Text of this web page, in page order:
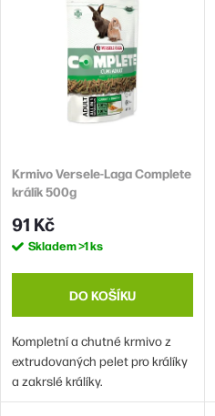
d
u
k
t
Abecedně
o
d
u
k
ů
Krmivo Versele-Laga Complete
králík 500g
91 Kč
Skladem>1 ks
DO KOŠÍKU
Kompletní a chutné krmivo z
extrudovaných pelet pro králíky
a zakrslé králíky.